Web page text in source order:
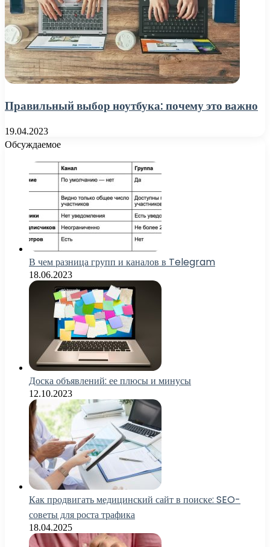
Правильный выбор ноутбука: почему это важно
19.04.2023
Обсуждаемое
В чем разница групп и каналов в Telegram
18.06.2023
Доска объявлений: ее плюсы и минусы
12.10.2023
Как продвигать медицинский сайт в поиске: SEO-
советы для роста трафика
18.04.2025